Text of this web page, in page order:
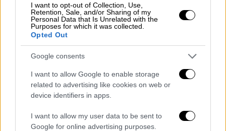
I want to opt-out of Collection, Use,
Retention, Sale, and/or Sharing of my
Personal Data that Is Unrelated with the
Purposes for which it was collected.
Opted Out
Google consents
I want to allow Google to enable storage
related to advertising like cookies on web or
device identifiers in apps.
I want to allow my user data to be sent to
Google for online advertising purposes.
τα σπουδαιότερα περιοδικά μόδας και να
περπατάει σε κορυφαίες πασαρέλες.
Ο Κώστας Γκρέκας ασχολήθηκε και με την
υποκριτική, τόσο στη μικρή οθόνη όσο και
στο σινεμά.
Το 1999, συμμετείχε στην κωμωδία των
Θανάση Παπαθανασίου και Μιχάλη Ρέππα
«Safe sex»
και το 2008, στο
«Αυστηρώς
Κατάλληλο». Το 2005 έκανε το τηλεοπτικό